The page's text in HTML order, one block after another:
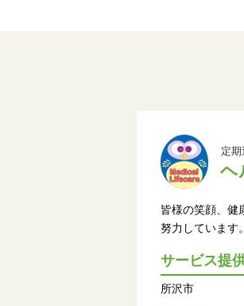
定
ヘ
皆様の笑顔、健
努力しています
サービス提
所沢市